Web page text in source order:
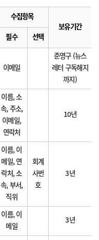
수집항목
보유기간
필수
선택
이메일
준영구 (뉴스
레터 구독해지
까지)
이름, 소
속, 주소,
이메일,
연락처
10년
이름, 이
메일, 연
락처, 소
속, 부서,
직위
회계
사번
호
3년
이름, 이
메일
3년